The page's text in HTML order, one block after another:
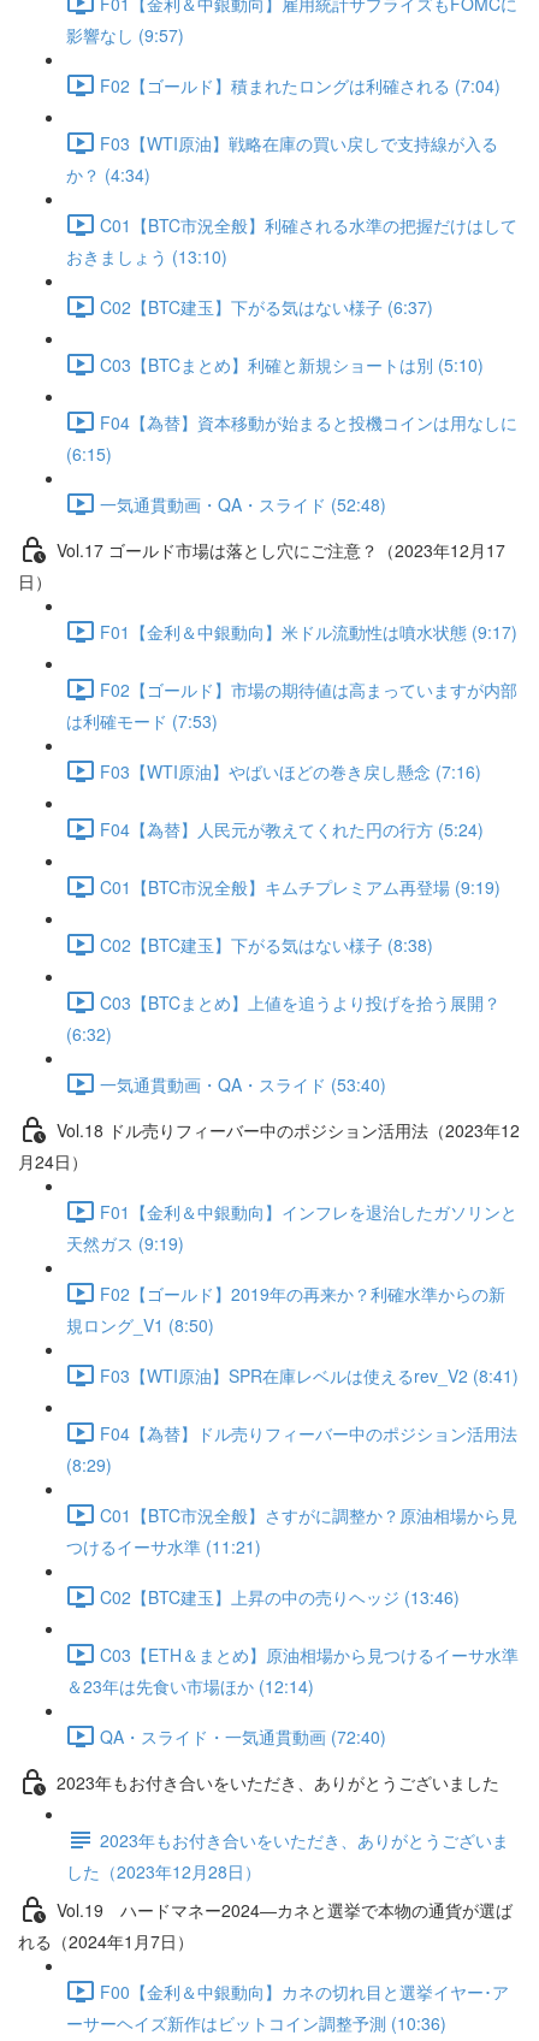
影響なし (9:57)
F02【ゴールド】積まれたロングは利確される (7:04)
F03【WTI原油】戦略在庫の買い戻しで支持線が入る
か？ (4:34)
C01【BTC市況全般】利確される水準の把握だけはして
おきましょう (13:10)
C02【BTC建玉】下がる気はない様子 (6:37)
C03【BTCまとめ】利確と新規ショートは別 (5:10)
F04【為替】資本移動が始まると投機コインは用なしに
(6:15)
一気通貫動画・QA・スライド (52:48)
Vol.17 ゴールド市場は落とし穴にご注意？（2023年12月17
日）
F01【金利＆中銀動向】米ドル流動性は噴水状態 (9:17)
F02【ゴールド】市場の期待値は高まっていますが内部
は利確モード (7:53)
F03【WTI原油】やばいほどの巻き戻し懸念 (7:16)
F04【為替】人民元が教えてくれた円の行方 (5:24)
C01【BTC市況全般】キムチプレミアム再登場 (9:19)
C02【BTC建玉】下がる気はない様子 (8:38)
C03【BTCまとめ】上値を追うより投げを拾う展開？
(6:32)
一気通貫動画・QA・スライド (53:40)
Vol.18 ドル売りフィーバー中のポジション活用法（2023年12
月24日）
F01【金利＆中銀動向】インフレを退治したガソリンと
天然ガス (9:19)
F02【ゴールド】2019年の再来か？利確水準からの新
規ロング_V1 (8:50)
F03【WTI原油】SPR在庫レベルは使えるrev_V2 (8:41)
F04【為替】ドル売りフィーバー中のポジション活用法
(8:29)
C01【BTC市況全般】さすがに調整か？原油相場から見
つけるイーサ水準 (11:21)
C02【BTC建玉】上昇の中の売りヘッジ (13:46)
C03【ETH＆まとめ】原油相場から見つけるイーサ水準
＆23年は先食い市場ほか (12:14)
QA・スライド・一気通貫動画 (72:40)
2023年もお付き合いをいただき、ありがとうございました
2023年もお付き合いをいただき、ありがとうございま
した（2023年12月28日）
Vol.19 ハードマネー2024―カネと選挙で本物の通貨が選ば
れる（2024年1月7日）
F00【金利＆中銀動向】カネの切れ目と選挙イヤー･ア
ーサーヘイズ新作はビットコイン調整予測 (10:36)